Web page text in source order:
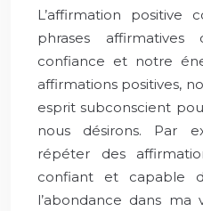
L’affirmation positive
phrases
confiance et notre
affirmations positives,
esprit subconscient
nous désirons. Par
répéter des
confiant et capable
l’abondance dans